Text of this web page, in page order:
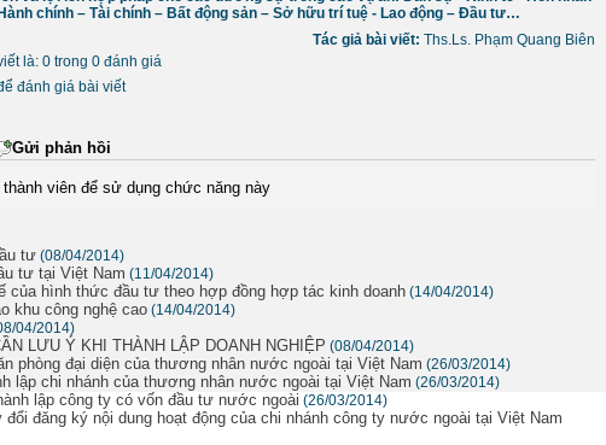
chính – Tài chính – Bất động sản – Sở hữu trí tuệ - Lao động – Đầu tư…
Tác giả bài viết: Ths.Ls. Phạm Quang Biên
là: 0 trong 0 đánh giá
đánh giá bài viết
Gửi phản hồi
thành viên để sử dụng chức năng này
tư (08/04/2014)
tư tại Việt Nam (11/04/2014)
của hình thức đầu tư theo hợp đồng hợp tác kinh doanh (14/04/2014)
khu công nghệ cao (14/04/2014)
04/2014)
LƯU Ý KHI THÀNH LẬP DOANH NGHIỆP (08/04/2014)
phòng đại diện của thương nhân nước ngoài tại Việt Nam (26/03/2014)
lập chi nhánh của thương nhân nước ngoài tại Việt Nam (26/03/2014)
lập công ty có vốn đầu tư nước ngoài (26/03/2014)
đăng ký nội dung hoạt động của chi nhánh công ty nước ngoài tại Việt Nam